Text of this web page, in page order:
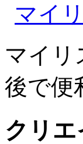
マイ
マイリ
後で便
クリエ